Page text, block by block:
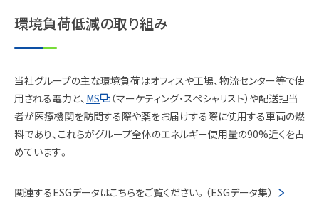
環境負荷低減の取り組み
当社グループの主な環境負荷はオフィスや工場、物流センター等で使
用される電力と、 MS
（マーケティング・スペシャリスト）や配送担当
者が医療機関を訪問する際や薬をお届けする際に使用する車両の燃
料であり、これらがグループ全体のエネルギー使用量の90%近くを占
めています。
関連するESGデータはこちらをご覧ください。（ESGデータ集）